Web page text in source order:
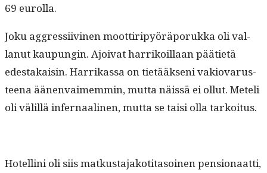
69 eurolla.
Joku aggres­si­ivi­nen moot­tiripyörä­poruk­ka oli val­
lanut kaupun­gin. Ajoi­vat har­rikoil­laan pääti­etä
edestakaisin. Har­rikas­sa on tietääk­seni vakio­varus­
teena äänen­vaimem­min, mut­ta näis­sä ei ollut. Meteli
oli välil­lä infer­naa­li­nen, mut­ta se taisi olla tarkoitus.
Hotelli­ni oli siis matkus­ta­jakoti­ta­soinen pen­sion­aat­ti,